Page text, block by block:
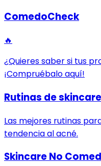
ComedoCheck
🔥
¿Quieres saber si tus
¡Compruébalo aquí!
Rutinas de skincare
Las mejores rutinas
tendencia al acné.
Skincare No